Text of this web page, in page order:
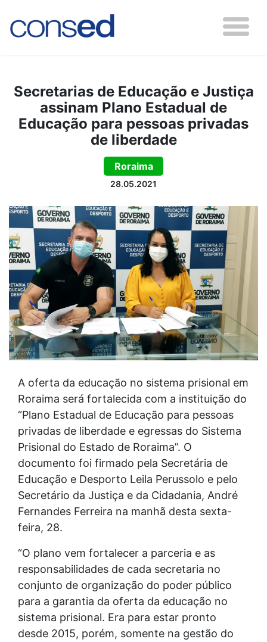
Secretarias de Educação e Justiça
assinam Plano Estadual de
Educação para pessoas privadas
de liberdade
Roraima
28.05.2021
A oferta da educação no sistema prisional em
Roraima será fortalecida com a instituição do
“Plano Estadual de Educação para pessoas
privadas de liberdade e egressas do Sistema
Prisional do Estado de Roraima”. O
documento foi firmado pela Secretária de
Educação e Desporto Leila Perussolo e pelo
Secretário da Justiça e da Cidadania, André
Fernandes Ferreira na manhã desta sexta-
feira, 28.
“O plano vem fortalecer a parceria e as
responsabilidades de cada secretaria no
conjunto de organização do poder público
para a garantia da oferta da educação no
sistema prisional. Era para estar pronto
desde 2015, porém, somente na gestão do